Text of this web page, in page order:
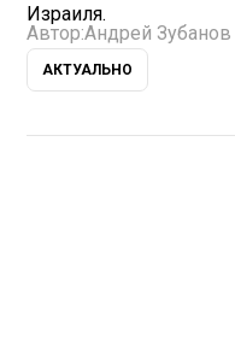
Израиля.
Автор:Андрей Зубанов
АКТУАЛЬНО